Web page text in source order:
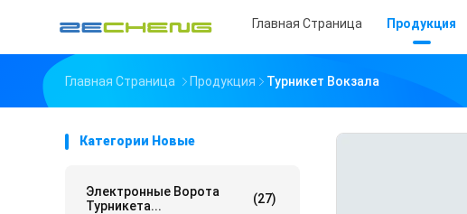
Главная Страница Продукция
Главная Страница Продукция Турникет Вокзала
Категории Новые
Электронные Ворота
Турникета...
(27)